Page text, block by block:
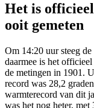
Het is
ooit gemeten
Om 14:20 uur steeg
daarmee is het
de metingen in 1901.
record was 28,2
warmterecord van dit
was het nog heter,